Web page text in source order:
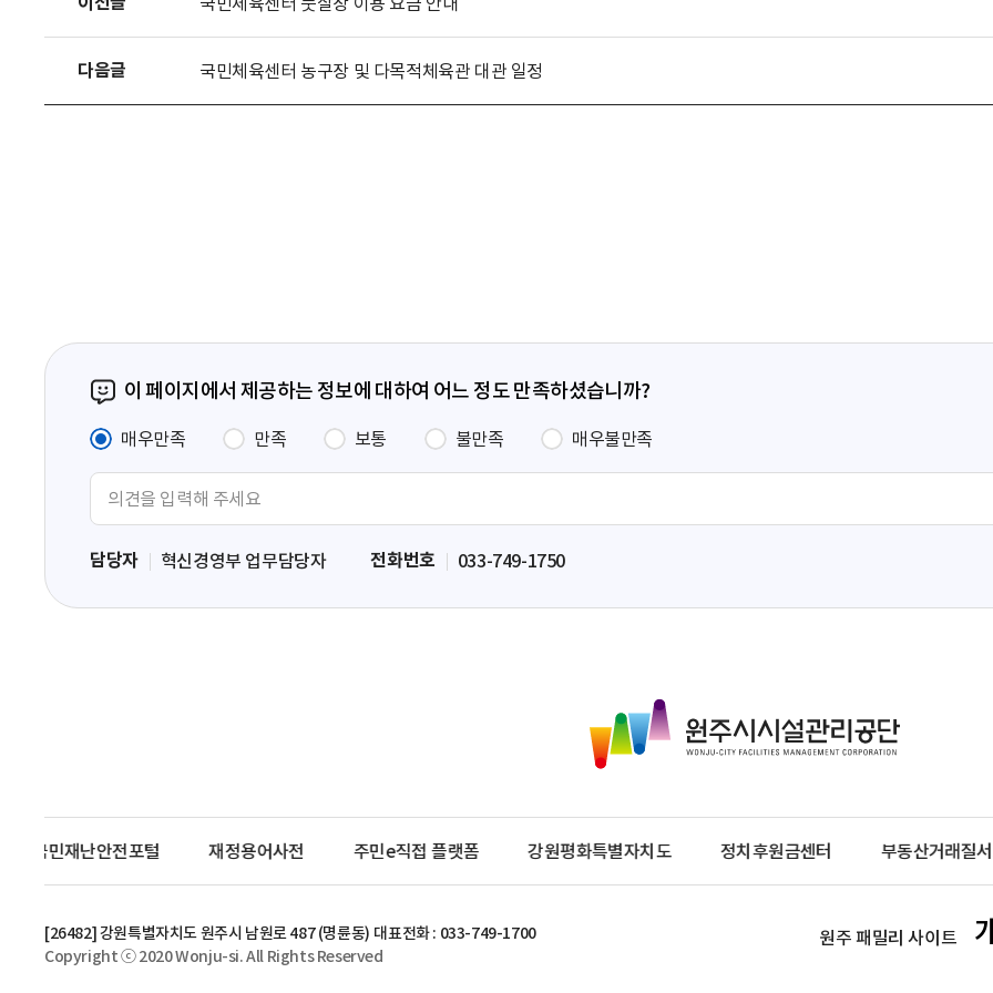
다음글 국민체육센터 농구장 및 다목적체육관 대관 일정
이 페이지에서 제공하는 정보에 대하여 어느 정도 만족하셨습니까?
매우만족 만족 보통 불만족 매우불만족
력
담당자 혁신경영부 업무담당자 전화번호 033-749-1750
주
시
설
관
리
공
국민재난안전포털 재정용어사전 주민e직접 플랫폼 강원평화특별자치도 정치후원금센터 부동산거래질
[26482] 강원특별자치도 원주시 남원로 487 (명륜동) 대표전화 : 033-749-1700
Copyright ⓒ 2020 Wonju-si. All Rights Reserved
원주 패밀리 사이트